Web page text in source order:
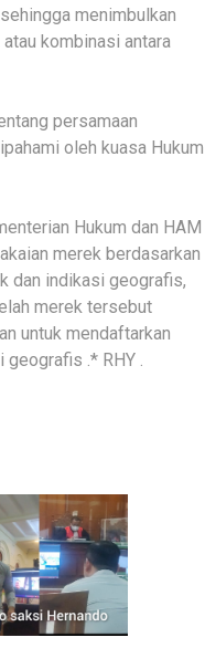
menimbulkan
kombinasi antara
persamaan
oleh kuasa Hukum
Hukum dan HAM
merek berdasarkan
dan indikasi geografis,
merek tersebut
untuk mendaftarkan
.* RHY .